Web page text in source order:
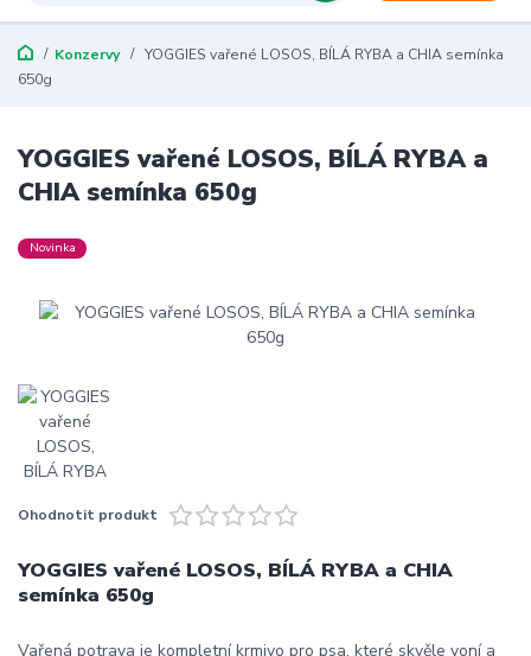
Konzervy
YOGGIES vařené LOSOS, BÍLÁ RYBA a CHIA semínka
650g
YOGGIES vařené LOSOS, BÍLÁ RYBA a
CHIA semínka 650g
Novinka
Ohodnotit produkt
YOGGIES vařené LOSOS, BÍLÁ RYBA a CHIA
semínka 650g
Vařená potrava je kompletní krmivo pro psa, které skvěle voní a